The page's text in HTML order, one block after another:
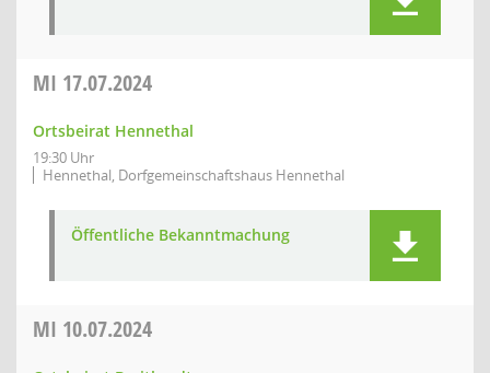
MI 17.07.2024
Ortsbeirat Hennethal
19:30 Uhr
Hennethal, Dorfgemeinschaftshaus Hennethal
Öffentliche Bekanntmachung
MI 10.07.2024